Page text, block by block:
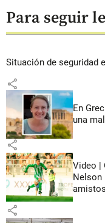
Para seguir
Situación de seguridad
share
En
una
share
Video |
Nelson
share